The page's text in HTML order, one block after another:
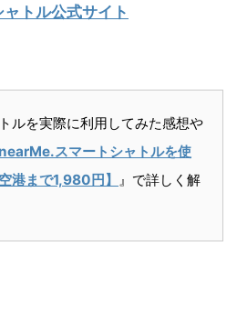
トル公式サイト
ルを実際に利用してみた感想や
nearMe.スマートシャトルを使
港まで1,980円】
』で詳しく解